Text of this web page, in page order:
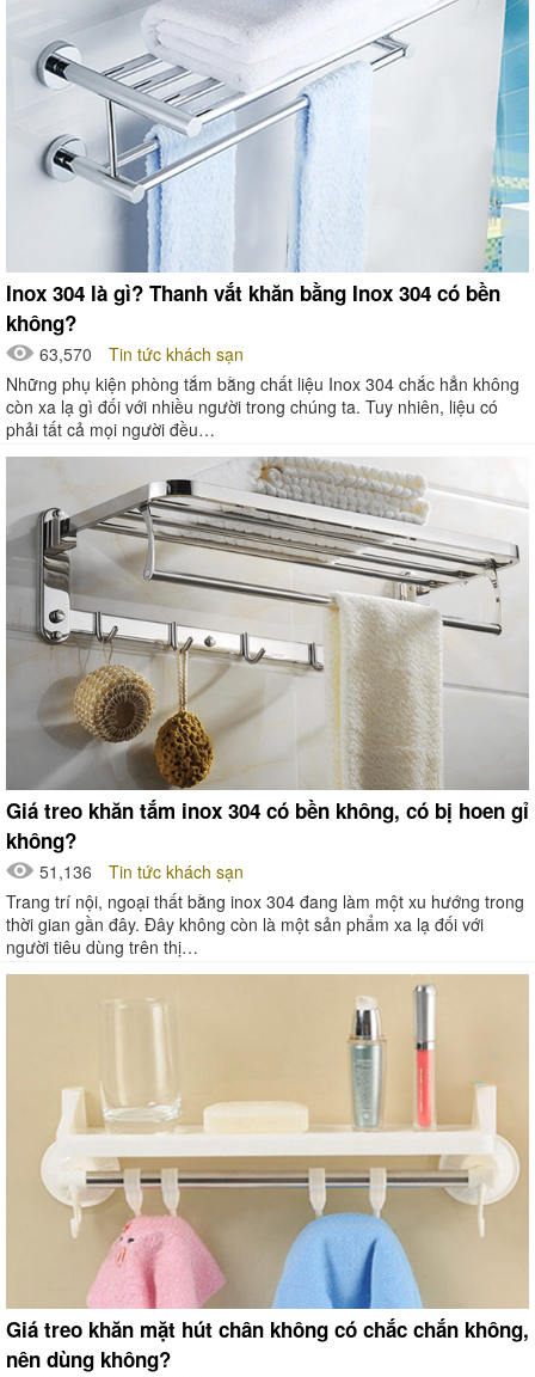
Inox 304 là gì? Thanh vắt khăn bằng Inox 304 có bền
không?
63,570
Tin tức khách sạn
Những phụ kiện phòng tắm bằng chất liệu Inox 304 chắc hẳn không
còn xa lạ gì đối với nhiều người trong chúng ta. Tuy nhiên, liệu có
phải tất cả mọi người đều…
Giá treo khăn tắm inox 304 có bền không, có bị hoen gỉ
không?
51,136
Tin tức khách sạn
Trang trí nội, ngoại thất bằng inox 304 đang làm một xu hướng trong
thời gian gần đây. Đây không còn là một sản phẩm xa lạ đối với
người tiêu dùng trên thị…
Giá treo khăn mặt hút chân không có chắc chắn không,
nên dùng không?